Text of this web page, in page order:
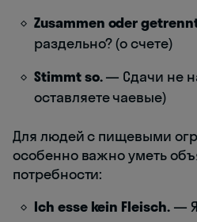
Zusammen oder
раздельно? (о счете)
Stimmt so.— Сдачи не
оставляете чаевые)
Для людей с пищевыми
особенно важно уметь
потребности:
Ich esse kein Fleisch.— Я